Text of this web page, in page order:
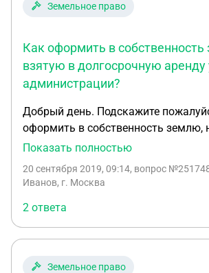
Земельное право
Как оформить в
взятую в долгосрочную аренду
администрации?
Добрый день. Подскажите пожалуйста как
оформить в собственность землю,
стоит дом, который в
на 49 лет. Сейчас новый закон же
оформить в собственность. Как это
Показать полностью
20 сентября 2019, 09:14, вопрос
Иванов, г. Москва
2 ответа
Земельное право